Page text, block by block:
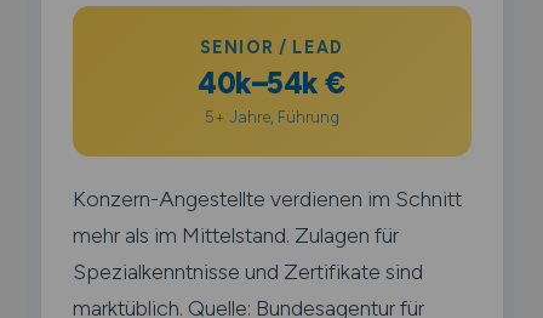
SENIOR / LEAD
40k–54k €
5+ Jahre, Führung
Konzern-Angestellte verdienen im Schnitt
mehr als im Mittelstand. Zulagen für
Spezialkenntnisse und Zertifikate sind
marktüblich. Quelle: Bundesagentur für